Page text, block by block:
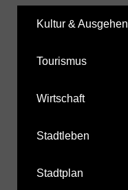
Kultur & Ausgehen
Tourismus
Wirtschaft
Stadtleben
Stadtplan